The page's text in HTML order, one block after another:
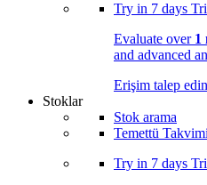
Try in 7 days
Evaluate over 1
and advanced
Erişim talep edin
Stoklar
Stok arama
Temettü Takvimi
Try in 7 days